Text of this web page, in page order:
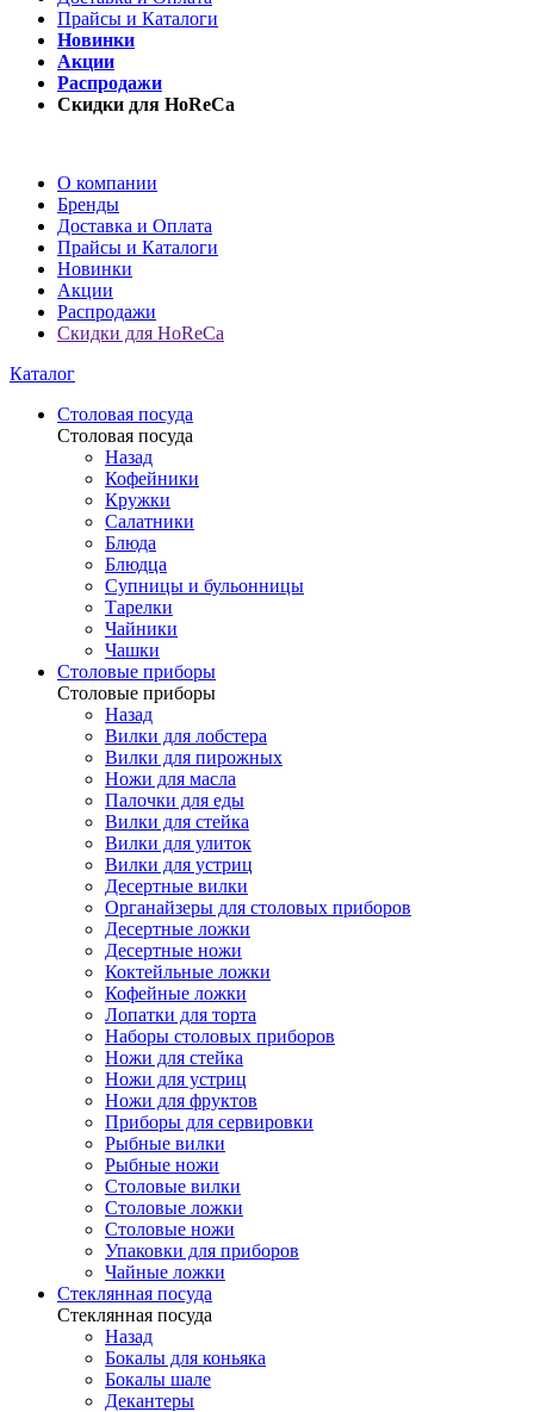
Прайсы и Каталоги
Новинки
Акции
Распродажи
Скидки для HoReCa
О компании
Бренды
Доставка и Оплата
Прайсы и Каталоги
Новинки
Акции
Распродажи
Скидки для HoReCa
Каталог
Столовая посуда
Столовая посуда
Назад
Кофейники
Кружки
Салатники
Блюда
Блюдца
Супницы и бульонницы
Тарелки
Чайники
Чашки
Cтоловые приборы
Cтоловые приборы
Назад
Вилки для лобстера
Вилки для пирожных
Ножи для масла
Палочки для еды
Вилки для стейка
Вилки для улиток
Вилки для устриц
Десертные вилки
Органайзеры для столовых приборов
Десертные ложки
Десертные ножи
Коктейльные ложки
Кофейные ложки
Лопатки для торта
Наборы столовых приборов
Ножи для стейка
Ножи для устриц
Ножи для фруктов
Приборы для сервировки
Рыбные вилки
Рыбные ножи
Столовые вилки
Столовые ложки
Столовые ножи
Упаковки для приборов
Чайные ложки
Стеклянная посуда
Стеклянная посуда
Назад
Бокалы для коньяка
Бокалы шале
Декантеры